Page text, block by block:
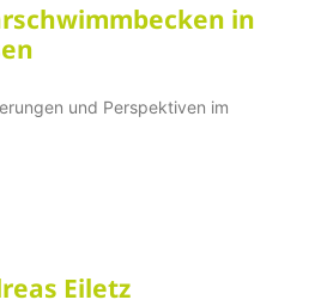
in
und Perspektiven im
Eiletz